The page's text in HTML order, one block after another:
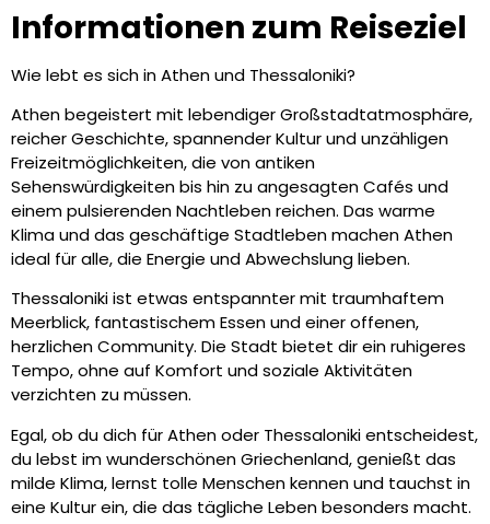
Informationen zum Reiseziel
Wie lebt es sich in Athen und Thessaloniki?
Athen begeistert mit lebendiger Großstadtatmosphäre,
reicher Geschichte, spannender Kultur und unzähligen
Freizeitmöglichkeiten, die von antiken
Sehenswürdigkeiten bis hin zu angesagten Cafés und
einem pulsierenden Nachtleben reichen. Das warme
Klima und das geschäftige Stadtleben machen Athen
ideal für alle, die Energie und Abwechslung lieben.
Thessaloniki ist etwas entspannter mit traumhaftem
Meerblick, fantastischem Essen und einer offenen,
herzlichen Community. Die Stadt bietet dir ein ruhigeres
Tempo, ohne auf Komfort und soziale Aktivitäten
verzichten zu müssen.
Egal, ob du dich für Athen oder Thessaloniki entscheidest,
du lebst im wunderschönen Griechenland, genießt das
milde Klima, lernst tolle Menschen kennen und tauchst in
eine Kultur ein, die das tägliche Leben besonders macht.